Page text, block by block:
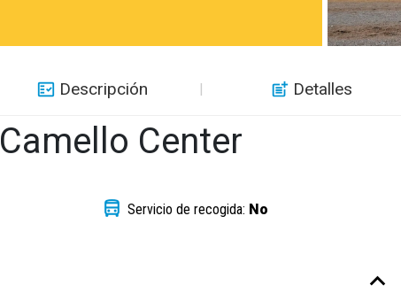
Descripción Detalles
Camello Center
Servicio de recogida: No